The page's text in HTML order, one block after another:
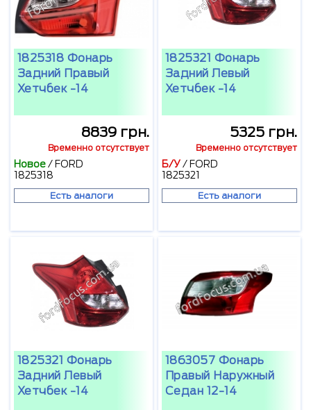
1825318 Фонарь
Задний Правый
Хетчбек -14
8839 грн.
Временно отсутствует
Новое/ FORD
1825318
Есть аналоги
1825321 Фонарь
Задний Левый
Хетчбек -14
5325 грн.
Временно отсутствует
Б/У/ FORD
1825321
Есть аналоги
1825321 Фонарь
Задний Левый
Хетчбек -14
1863057 Фонарь
Правый Наружный
Седан 12-14